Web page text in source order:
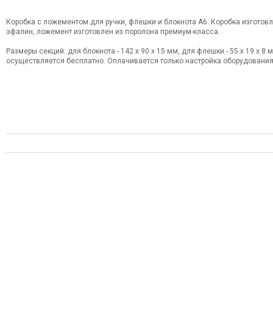
Коробка с ложементом для ручки, флешки и блокнота А6. Коробка
эфалин, ложемент изготовлен из поролона премиум-класса.
Размеры секций: для блокнота - 142 х 90 х 15 мм, для флешки - 55 х 19 х 8
осуществляется бесплатно. Оплачивается только настройка